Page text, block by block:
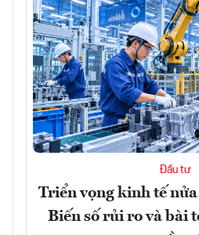
Đầu tư
Triển vọng kinh tế
Biến số rủi ro và bài